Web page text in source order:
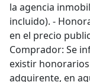
la agencia
incluido). -
en el precio
Comprador: Se
existir
adquirente, en